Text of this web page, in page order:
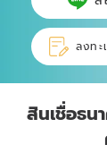
สินเชื่อธน